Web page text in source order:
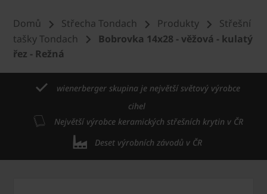
Domů Střecha Tondach Produkty
Střešní
tašky Tondach
Bobrovka 14x28 - věžová - kulatý
řez - Režná
wienerberger skupina je největší světový výrobce
cihel
Největší výrobce keramických střešních krytin v ČR
Deset výrobních závodů v ČR